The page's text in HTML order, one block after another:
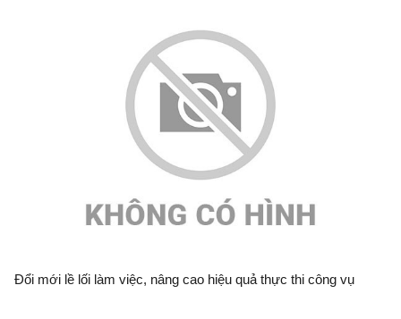
Đổi mới lề lối làm việc, nâng cao hiệu quả thực thi công vụ